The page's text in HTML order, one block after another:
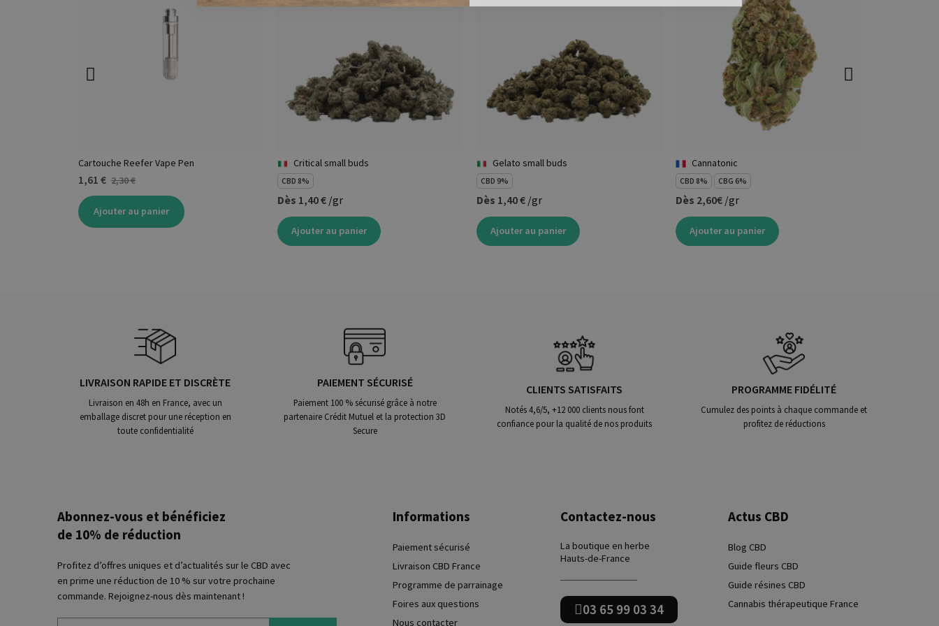
Cartouche Reefer Vape Pen
1,61 € 2,30 €
Ajouter au panier
Critical small buds
CBD 8%
Dès 1,40 € /gr
Ajouter au panier
Gelato small buds
CBD 9%
Dès 1,40 € /gr
Ajouter au panier
Cannatonic
CBD 8% CBG 6%
Dès 2,60€ /gr
Ajouter au panier
LIVRAISON RAPIDE ET DISCRÈTE
Livraison en 48h en France, avec un
emballage discret pour une réception en
toute confidentialité
PAIEMENT SÉCURISÉ
Paiement 100 % sécurisé grâce à notre
partenaire Crédit Mutuel et la protection 3D
Secure
CLIENTS SATISFAITS
Notés 4,6/5, +12 000 clients nous font
confiance pour la qualité de nos produits
PROGRAMME FIDÉLITÉ
Cumulez des points à chaque commande et
profitez de réductions
Abonnez-vous et bénéficiez
de 10% de réduction
Profitez d’offres uniques et d’actualités sur le CBD avec
en prime une réduction de 10 % sur votre prochaine
commande. Rejoignez-nous dès maintenant !
Informations
Paiement sécurisé
Livraison CBD France
Programme de parrainage
Foires aux questions
Nous contacter
Contactez-nous
La boutique en herbe
Hauts-de-France
03 65 99 03 34
Actus CBD
Blog CBD
Guide fleurs CBD
Guide résines CBD
Cannabis thérapeutique France